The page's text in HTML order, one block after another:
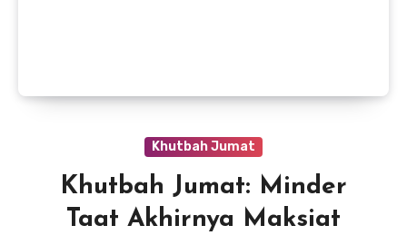
Khutbah Jumat
Khutbah Jumat: Minder
Taat Akhirnya Maksiat